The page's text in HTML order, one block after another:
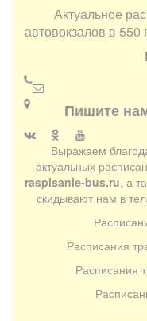
Актуальное
автовокзалов в 550
Пишите
Выражаем
актуальных
raspisanie-bus.ru, а
скидывают нам в
Расписания
Расписания